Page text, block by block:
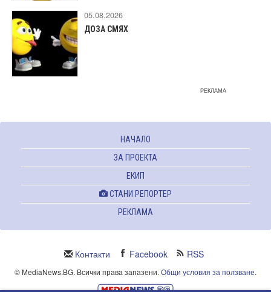
05.08.2026
ДОЗА СМЯХ
РЕКЛАМА
НАЧАЛО
ЗА ПРОЕКТА
ЕКИП
СТАНИ РЕПОРТЕР
РЕКЛАМА
Контакти Facebook RSS
© MediaNews.BG. Всички права запазени. Общи условия за ползване.